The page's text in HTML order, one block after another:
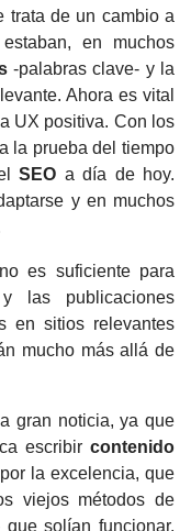
trata de un cambio a
en muchos
-palabras clave- y la
Ahora es vital
UX positiva. Con los
la prueba del tiempo
elSEO a día de hoy.
y en muchos
es suficiente para
las publicaciones
en sitios relevantes
mucho más allá de
gran noticia, ya que
escribir contenido
la excelencia, que
viejos métodos de
que solían funcionar,